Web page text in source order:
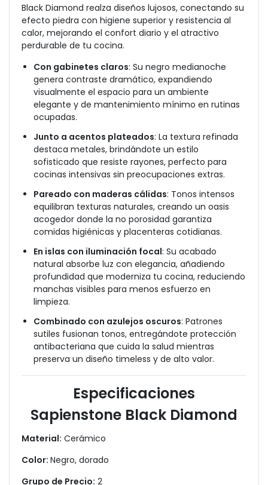
Black Diamond realza diseños lujosos, conectando su
efecto piedra con higiene superior y resistencia al
calor, mejorando el confort diario y el atractivo
perdurable de tu cocina.
Con gabinetes claros: Su negro medianoche
genera contraste dramático, expandiendo
visualmente el espacio para un ambiente
elegante y de mantenimiento mínimo en rutinas
ocupadas.
Junto a acentos plateados: La textura refinada
destaca metales, brindándote un estilo
sofisticado que resiste rayones, perfecto para
cocinas intensivas sin preocupaciones extras.
Pareado con maderas cálidas: Tonos intensos
equilibran texturas naturales, creando un oasis
acogedor donde la no porosidad garantiza
comidas higiénicas y placenteras cotidianas.
En islas con iluminación focal: Su acabado
natural absorbe luz con elegancia, añadiendo
profundidad que moderniza tu cocina, reduciendo
manchas visibles para menos esfuerzo en
limpieza.
Combinado con azulejos oscuros: Patrones
sutiles fusionan tonos, entregándote protección
antibacteriana que cuida la salud mientras
preserva un diseño timeless y de alto valor.
Especificaciones
Sapienstone Black Diamond
Material: Cerámico
Color: Negro, dorado
Grupo de Precio: 2